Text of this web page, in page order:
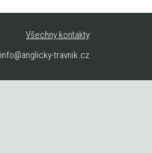
Všechny kontakty
info@anglicky-travnik.cz